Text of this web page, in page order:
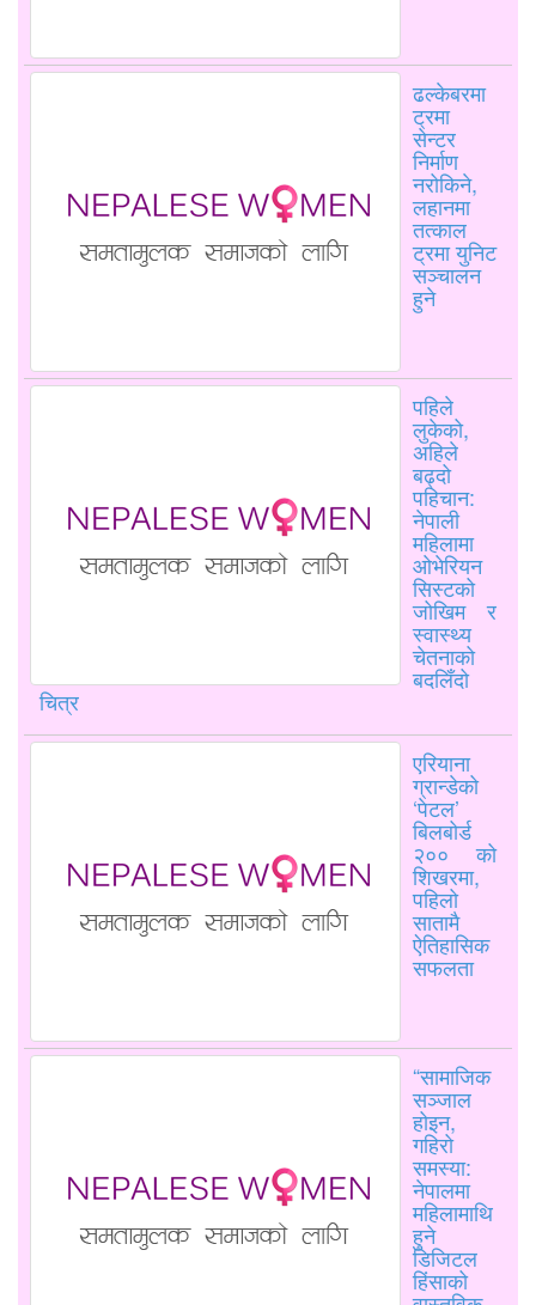
ढल्केबरमा
ट्रमा
सेन्टर
निर्माण
नरोकिने,
लहानमा
तत्काल
ट्रमा युनिट
सञ्चालन
हुने
पहिले
लुकेको,
अहिले
बढ्दो
पहिचान:
नेपाली
महिलामा
ओभेरियन
सिस्टको
जोखिम र
स्वास्थ्य
चेतनाको
बदलिँदो
चित्र
एरियाना
ग्रान्डेको
‘पेटल’
बिलबोर्ड
२०० को
शिखरमा,
पहिलो
सातामै
ऐतिहासिक
सफलता
“सामाजिक
सञ्जाल
होइन,
गहिरो
समस्या:
नेपालमा
महिलामाथि
हुने
डिजिटल
हिंसाको